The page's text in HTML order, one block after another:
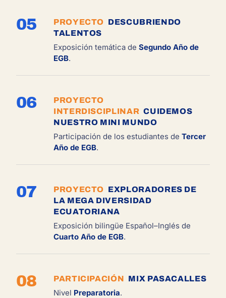
05 PROYECTO DESCUBRIENDO
TALENTOS
Exposición temática de Segundo Año de
EGB.
06
PROYECTO
INTERDISCIPLINAR CUIDEMOS
NUESTRO MINI MUNDO
Participación de los estudiantes de Tercer
Año de EGB.
07 PROYECTO EXPLORADORES DE
LA MEGA DIVERSIDAD
ECUATORIANA
Exposición bilingüe Español–Inglés de
Cuarto Año de EGB.
08 PARTICIPACIÓN MIX PASACALLES
Nivel Preparatoria.